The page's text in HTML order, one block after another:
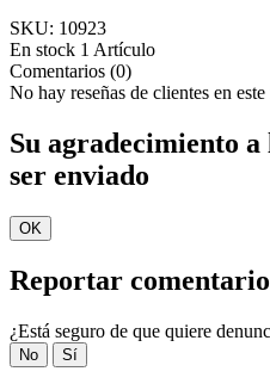
SKU: 10923
En stock 1 Artículo
Comentarios (0)
No hay reseñas de clientes en
Su agradecimiento a
ser enviado
OK
Reportar comentario
¿Está seguro de que quiere
No Sí